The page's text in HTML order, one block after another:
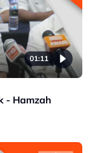
01:11
- Hamzah